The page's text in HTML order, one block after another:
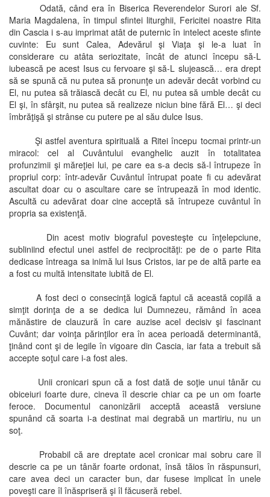
Odată, când era în Biserica Reverendelor Surori ale Sf.
Maria Magdalena, în timpul sfintei liturghii, Fericitei noastre Rita
din Cascia i s-au imprimat atât de puternic în intelect aceste sfinte
cuvinte: Eu sunt Calea, Adevărul şi Viaţa şi le-a luat în
considerare cu atâta seriozitate, încât de atunci începu să-L
iubească pe acest Isus cu fervoare şi să-L slujească… era drept
să se spună că nu putea să pronunţe un adevăr decât vorbind cu
El, nu putea să trăiască decât cu El, nu putea să umble decât cu
El şi, în sfârşit, nu putea să realizeze niciun bine fără El… şi deci
îmbrăţişă şi strânse cu putere pe al său dulce Isus.
Şi astfel aventura spirituală a Ritei începu tocmai printr-un
miracol: cel al Cuvântului evanghelic auzit în totalitatea
profunzimii şi măreţiei lui, pe care ea s-a decis să-l întrupeze în
propriul corp: într-adevăr Cuvântul întrupat poate fi cu adevărat
ascultat doar cu o ascultare care se întrupează în mod identic.
Ascultă cu adevărat doar cine acceptă să întrupeze cuvântul în
propria sa existenţă.
Din acest motiv biograful povesteşte cu înţelepciune,
subliniind efectul unei astfel de reciprocităţi: pe de o parte Rita
dedicase întreaga sa inimă lui Isus Cristos, iar pe de altă parte ea
a fost cu multă intensitate iubită de El.
A fost deci o consecinţă logică faptul că această copilă a
simţit dorinţa de a se dedica lui Dumnezeu, rămând în acea
mănăstire de clauzură în care auzise acel decisiv şi fascinant
Cuvânt; dar voinţa părinţilor era în acea perioadă determinantă,
ţinând cont şi de legile în vigoare din Cascia, iar fata a trebuit să
accepte soţul care i-a fost ales.
Unii cronicari spun că a fost dată de soţie unui tânăr cu
obiceiuri foarte dure, cineva îl descrie chiar ca pe un om foarte
feroce. Documentul canonizării acceptă această versiune
spunând că soarta i-a destinat mai degrabă un martiriu, nu un
soţ.
Probabil că are dreptate acel cronicar mai sobru care îl
descrie ca pe un tânăr foarte ordonat, însă tăios în răspunsuri,
care avea deci un caracter bun, dar fusese implicat în unele
poveşti care îl înăspriseră şi îl făcuseră rebel.